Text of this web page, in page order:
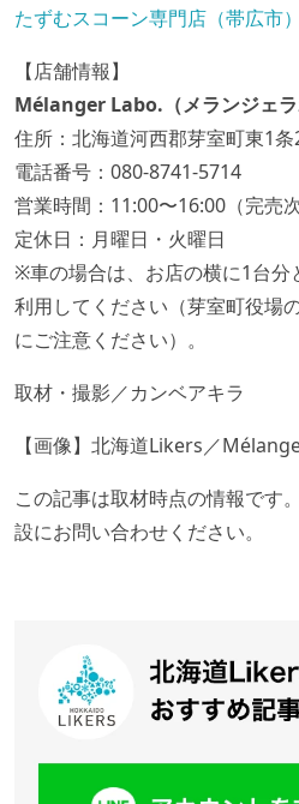
たずむスコーン専門店（帯広市）
【店舗情報】
Mélanger Labo.（メランジェラ
住所：北海道河西郡芽室町東1
電話番号：080-8741-5714
営業時間：11:00〜16:00（完売
定休日：月曜日・火曜日
※車の場合は、お店の横に1台分
利用してください（芽室町役場
にご注意ください）。
取材・撮影／カンベアキラ
【画像】北海道Likers／
この記事は取材時点の情報です
設にお問い合わせください。